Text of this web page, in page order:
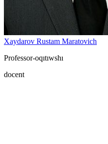
Xaydarov Rustam Maratovich
Professor-oqıtıwshı
docent